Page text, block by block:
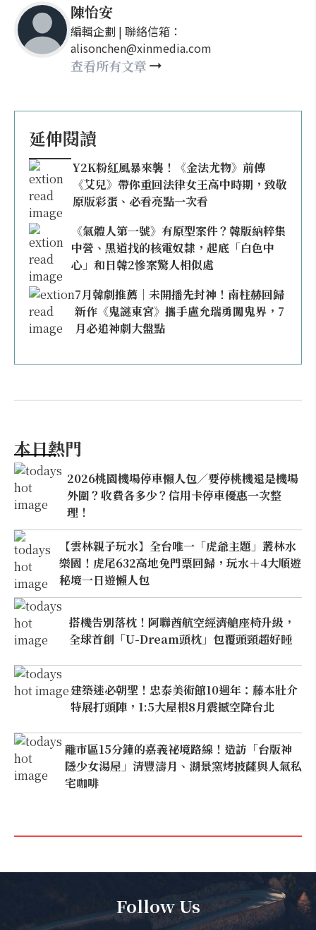
陳怡安
編輯企劃 | 聯絡信箱：
alisonchen@xinmedia.com
查看所有文章
延伸閱讀
Y2K粉紅風暴來襲！《金法尤物》前傳
《艾兒》帶你重回法律女王高中時期，致敬
原版彩蛋、必看亮點一次看
《氣體人第一號》有原型案件？韓版納粹集
中營、黑道找的核電奴隸，起底「白色中
心」和日韓2慘案驚人相似處
7月韓劇推薦｜未開播先封神！南柱赫回歸
新作《鬼謎東宮》攜手盧允瑞勇闖鬼界，7
月必追神劇大盤點
本日熱門
2026桃園機場停車懶人包／要停桃機還是機場
外圍？收費各多少？信用卡停車優惠一次整
理！
【雲林親子玩水】全台唯一「虎爺主題」叢林水
樂園！虎尾632高地免門票回歸，玩水＋4大順遊
秘境一日遊懶人包
搭機告別落枕！阿聯酋航空經濟艙座椅升級，
全球首創「U-Dream頭枕」包覆頭頸超好睡
建築迷必朝聖！忠泰美術館10週年：藤本壯介
特展打頭陣，1:5大屋根8月震撼空降台北
離市區15分鐘的嘉義祕境路線！造訪「台版神
隱少女湯屋」清豐濤月、湖景窯烤披薩與人氣私
宅咖啡
Follow Us